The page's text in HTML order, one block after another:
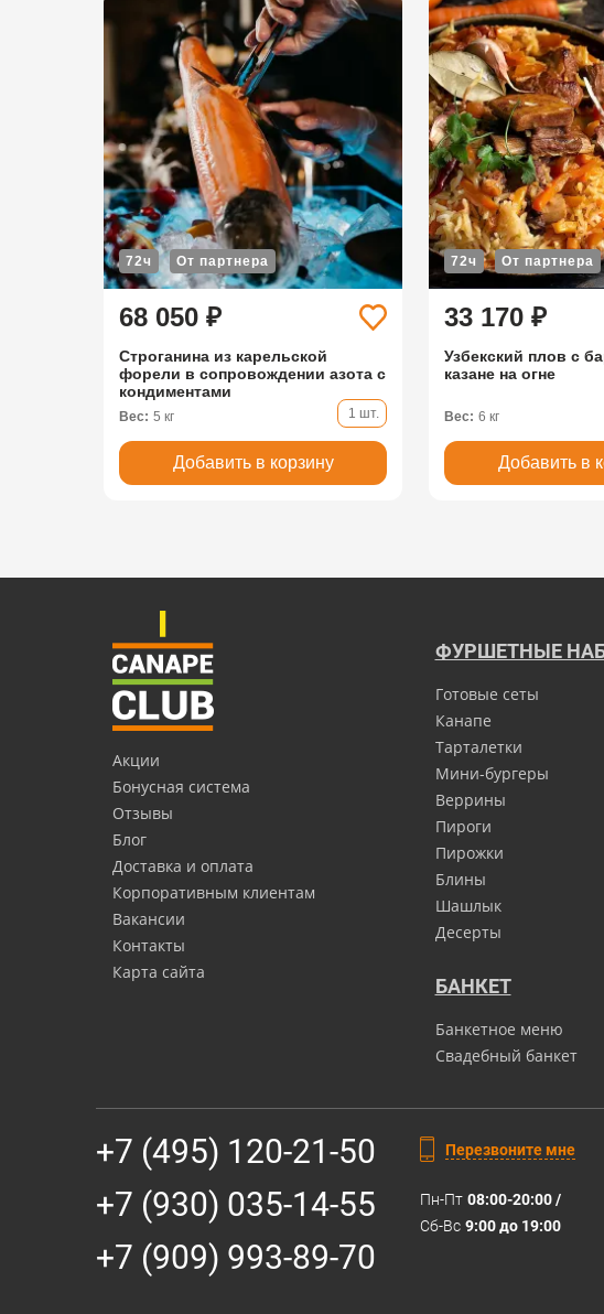
72ч От партнера
68 050 ₽
Строганина из карельской
форели в сопровождении азота с
кондиментами
Вес: 5 кг 1 шт.
Добавить в корзину
72ч От партнера
33 170 ₽
Узбекский плов с
казане на огне
Вес: 6 кг
Добавить в
Акции
Бонусная система
Отзывы
Блог
Доставка и оплата
Корпоративным клиентам
Вакансии
Контакты
Карта сайта
ФУРШЕТНЫЕ
Готовые сеты
Канапе
Тарталетки
Мини-бургеры
Веррины
Пироги
Пирожки
Блины
Шашлык
Десерты
БАНКЕТ
Банкетное меню
Свадебный банкет
+7 (495) 120-21-50
+7 (930) 035-14-55
+7 (909) 993-89-70
Пн-Пт 08:00-20:00 /
Сб-Вс 9:00 до 19:00
Перезвоните мне